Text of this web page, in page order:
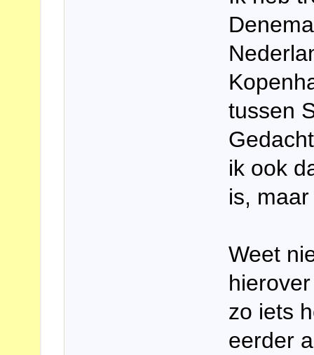
tussen
ik ook
is,
Weet
zo iets
eerder